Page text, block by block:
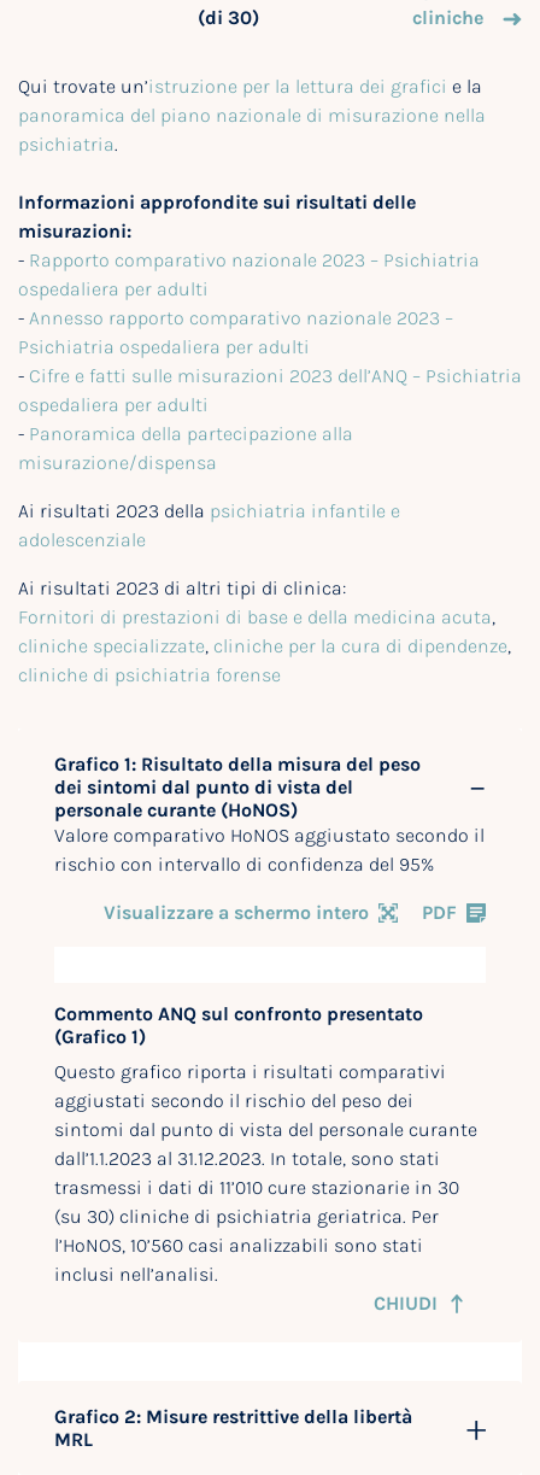
(di 30)
cliniche
Qui trovate un’istruzione per la lettura dei grafici e la
panoramica del piano nazionale di misurazione nella
psichiatria.
Informazioni approfondite sui risultati delle
misurazioni:
- Rapporto comparativo nazionale 2023 – Psichiatria
ospedaliera per adulti
- Annesso rapporto comparativo nazionale 2023 –
Psichiatria ospedaliera per adulti
- Cifre e fatti sulle misurazioni 2023 dell’ANQ – Psichiatria
ospedaliera per adulti
- Panoramica della partecipazione alla
misurazione/dispensa
Ai risultati 2023 della psichiatria infantile e
adolescenziale
Ai risultati 2023 di altri tipi di clinica:
Fornitori di prestazioni di base e della medicina acuta,
cliniche specializzate, cliniche per la cura di dipendenze,
cliniche di psichiatria forense
Grafico 1: Risultato della misura del peso
dei sintomi dal punto di vista del
personale curante (HoNOS)
Valore comparativo HoNOS aggiustato secondo il
rischio con intervallo di confidenza del 95%
Visualizzare a schermo intero PDF
Commento ANQ sul confronto presentato
(Grafico 1)
Questo grafico riporta i risultati comparativi
aggiustati secondo il rischio del peso dei
sintomi dal punto di vista del personale curante
dall’1.1.2023 al 31.12.2023. In totale, sono stati
trasmessi i dati di 11’010 cure stazionarie in 30
(su 30) cliniche di psichiatria geriatrica. Per
l’HoNOS, 10’560 casi analizzabili sono stati
inclusi nell’analisi.
CHIUDI
Grafico 2: Misure restrittive della libertà
MRL